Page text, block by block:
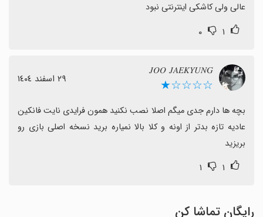
عالی ولی کاشکی اینترنتی نبود
۱ ۰
𝐽𝑂𝑂 𝐽𝐴𝐸𝐾𝑌𝑈𝑁𝐺
☆☆☆☆★ ٢٩ اسفند ١٤٠٤
بریزید
۱ ۱
رایگان تماشا کن